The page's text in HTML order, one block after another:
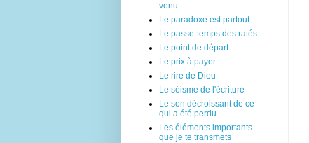
venu
Le paradoxe est partout
Le passe-temps des ratés
Le point de départ
Le prix à payer
Le rire de Dieu
Le séisme de l'écriture
Le son décroissant de ce
qui a été perdu
Les éléments importants
que je te transmets